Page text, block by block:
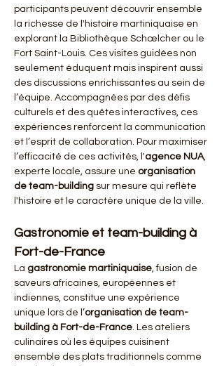
participants peuvent découvrir ensemble
la richesse de l'histoire martiniquaise en
explorant la Bibliothèque Schœlcher ou le
Fort Saint-Louis. Ces visites guidées non
seulement éduquent mais inspirent aussi
des discussions enrichissantes au sein de
l’équipe. Accompagnées par des défis
culturels et des quêtes interactives, ces
expériences renforcent la communication
et l’esprit de collaboration. Pour maximiser
l’efficacité de ces activités, l'agence NUA,
experte locale, assure une organisation
de team-building sur mesure qui reflète
l'histoire et le caractère unique de la ville.
Gastronomie et team-building à
Fort-de-France
La gastronomie martiniquaise, fusion de
saveurs africaines, européennes et
indiennes, constitue une expérience
unique lors de l’organisation de team-
building à Fort-de-France. Les ateliers
culinaires où les équipes cuisinent
ensemble des plats traditionnels comme